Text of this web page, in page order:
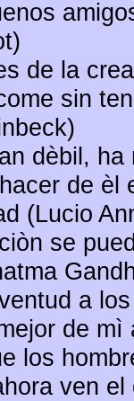
de la
sin
dèbil,
de èl
(Lucio
se
a
de
los
ven